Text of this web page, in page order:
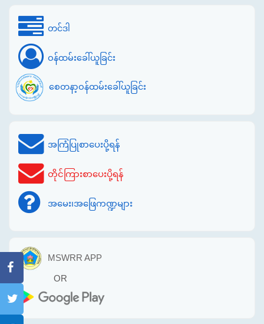
တင်ဒါ
ဝန်ထမ်းခေါ်ယူခြင်း
စေတနာ့ဝန်ထမ်းခေါ်ယူခြင်း
အကြံပြုစာပေးပို့ရန်
တိုင်ကြားစာပေးပို့ရန်
အမေး၊အဖြေကဏ္ဍများ
MSWRR APP
OR